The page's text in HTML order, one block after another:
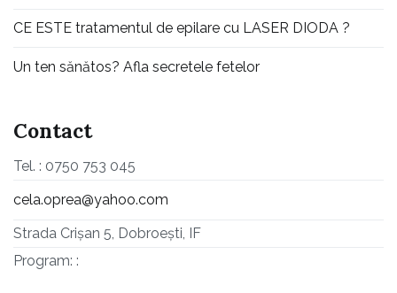
CE ESTE tratamentul de epilare cu LASER DIODA ?
Un ten sănătos? Afla secretele fetelor
Contact
Tel. : 0750 753 045
cela.oprea@yahoo.com
Strada Crișan 5, Dobroești, IF
Program: :